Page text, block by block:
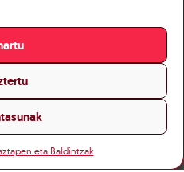
eta Baldintzak